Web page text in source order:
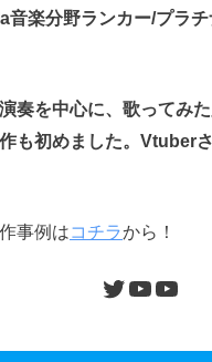
楽分野ランカー/プラ
奏を中心に、歌ってみ
も初めました。Vtuber
事例はコチラから！